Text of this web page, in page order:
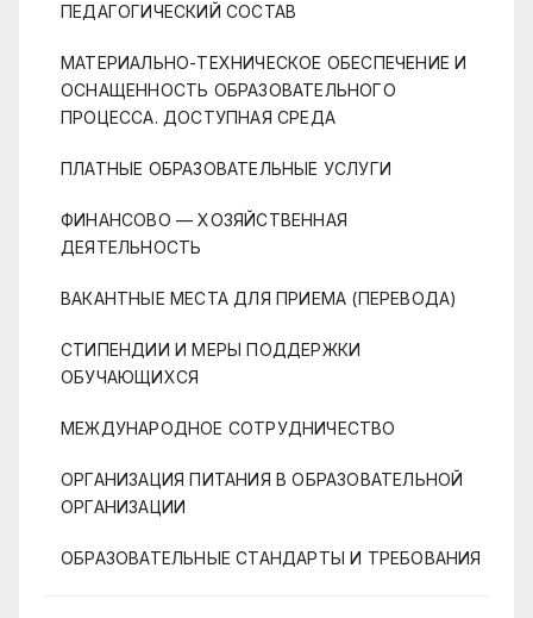
ПЕДАГОГИЧЕСКИЙ СОСТАВ
МАТЕРИАЛЬНО-ТЕХНИЧЕСКОЕ ОБЕСПЕЧЕНИЕ И
ОСНАЩЕННОСТЬ ОБРАЗОВАТЕЛЬНОГО
ПРОЦЕССА. ДОСТУПНАЯ СРЕДА
ПЛАТНЫЕ ОБРАЗОВАТЕЛЬНЫЕ УСЛУГИ
ФИНАНСОВО — ХОЗЯЙСТВЕННАЯ
ДЕЯТЕЛЬНОСТЬ
ВАКАНТНЫЕ МЕСТА ДЛЯ ПРИЕМА (ПЕРЕВОДА)
СТИПЕНДИИ И МЕРЫ ПОДДЕРЖКИ
ОБУЧАЮЩИХСЯ
МЕЖДУНАРОДНОЕ СОТРУДНИЧЕСТВО
ОРГАНИЗАЦИЯ ПИТАНИЯ В ОБРАЗОВАТЕЛЬНОЙ
ОРГАНИЗАЦИИ
ОБРАЗОВАТЕЛЬНЫЕ СТАНДАРТЫ И ТРЕБОВАНИЯ